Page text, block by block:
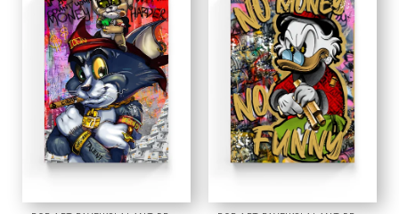
The
options
may
be
chosen
on
the
product
page
The
options
may
be
chosen
on
the
product
page